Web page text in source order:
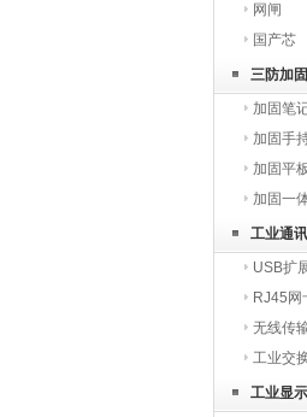
网闸
国产芯
三防加
加固笔
加固手
加固平
加固一
工业通
USB扩
RJ45网
无线传
工业交
工业显